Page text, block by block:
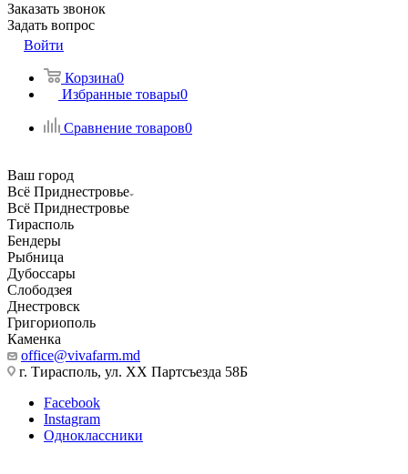
Заказать звонок
Задать вопрос
Войти
Корзина0
Избранные товары0
Сравнение товаров0
Ваш город
Всё Приднестровье
Всё Приднестровье
Тирасполь
Бендеры
Рыбница
Дубоссары
Слободзея
Днестровск
Григориополь
Каменка
office@vivafarm.md
г. Тирасполь, ул. ХХ Партсъезда 58Б
Facebook
Instagram
Одноклассники